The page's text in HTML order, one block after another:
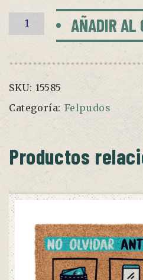
Felpudo
"Cerveza
basura"
cantidad
AÑADIR AL
SKU: 15585
Categoría: Felpudos
Productos